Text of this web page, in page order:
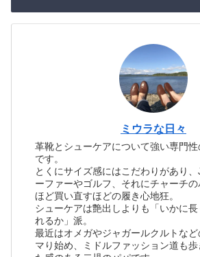
ミウラな日々
革靴とシューケアについて強い専門
です。
とくにサイズ感にはこだわりがあり
ーファーやゴルフ、それにチャーチ
ほど買い直すほどの履き心地狂。
シューケアは艶出しよりも「いかに
れるか」派。
最近はオメガやジャガールクルトな
マり始め、ミドルファッション道も